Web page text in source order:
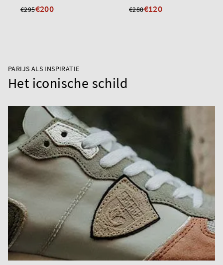
€295€200 €280€120
PARIJS ALS INSPIRATIE
Het iconische schild